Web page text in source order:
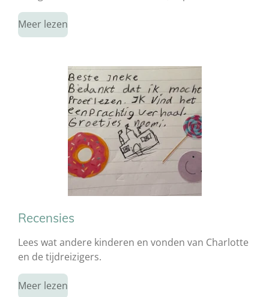
Meer lezen
Recensies
Lees wat andere kinderen en vonden van Charlotte
en de tijdreizigers.
Meer lezen